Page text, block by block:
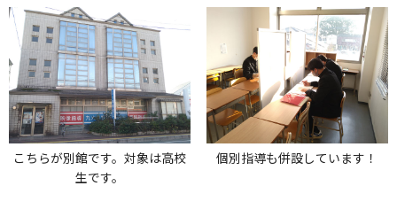
こちらが別館です。対象は高校
生です。
個別指導も併設しています！